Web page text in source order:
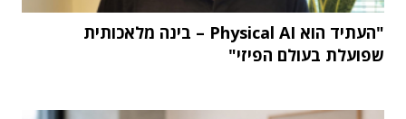
"העתיד הוא Physical AI – בינה מלאכותית
שפועלת בעולם הפיזי"